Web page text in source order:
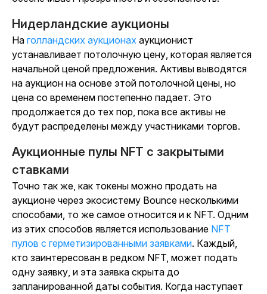
Нидерландские аукционы
На голландских аукционах аукционист
устанавливает потолочную цену, которая является
начальной ценой предложения. Активы выводятся
на аукцион на основе этой потолочной цены, но
цена со временем постепенно падает. Это
продолжается до тех пор, пока все активы не
будут распределены между участниками торгов.
Аукционные пулы NFT с закрытыми
ставками
Точно так же, как токены можно продать на
аукционе через экосистему Bounce несколькими
способами, то же самое относится и к NFT. Одним
из этих способов является использование NFT
пулов с герметизированными заявками. Каждый,
кто заинтересован в редком NFT, может подать
одну заявку, и эта заявка скрыта до
запланированной даты события. Когда наступает